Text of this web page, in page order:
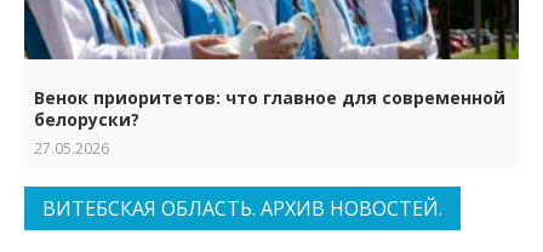
Венок приоритетов: что главное для современной
белоруски?
27.05.2026
ВИТЕБСКАЯ ОБЛАСТЬ. АРХИВ НОВОСТЕЙ.